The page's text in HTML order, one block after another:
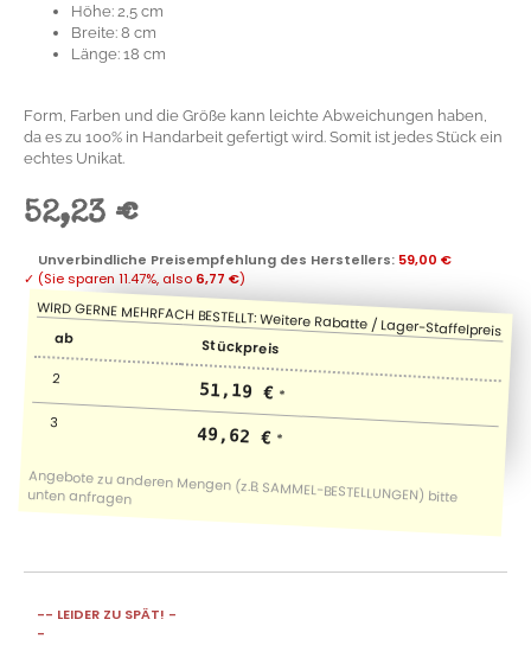
Höhe: 2,5 cm
Breite: 8 cm
Länge: 18 cm
Form, Farben und die Größe kann leichte Abweichungen haben,
da es zu 100% in Handarbeit gefertigt wird. Somit ist jedes Stück ein
echtes Unikat.
52,23 €
Unverbindliche Preisempfehlung des Herstellers: 59,00 €
✓ (Sie sparen 11.47%, also 6,77 €)
ab Stückpreis
2
51,19 € *
3
49,62 € *
-- LEIDER ZU SPÄT! -
-